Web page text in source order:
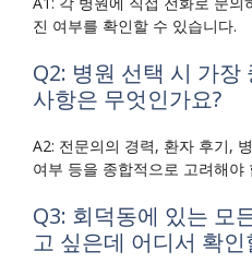
진 여부를 확인할 수 있습니다.
Q2: 병원 선택 시 가
사항은 무엇인가요?
A2: 전문의의 경력, 환자 후기,
여부 등을 종합적으로 고려해야
Q3: 회덕동에 있는 모
고 싶은데 어디서 확인